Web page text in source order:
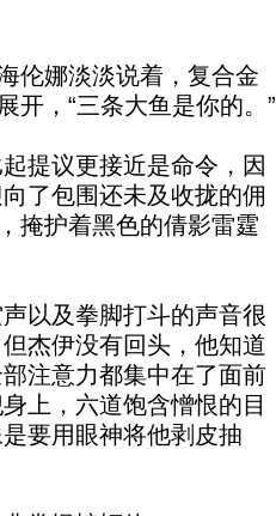
淡淡说着，复合金
开，“三条大鱼是你的。”
更接近是命令，因
了包围还未及收拢的佣
掩护着黑色的倩影雷霆
拳脚打斗的声音很
杰伊没有回头，他知道
注意力都集中在了面前
上，六道饱含憎恨的目
要用眼神将他剥皮抽